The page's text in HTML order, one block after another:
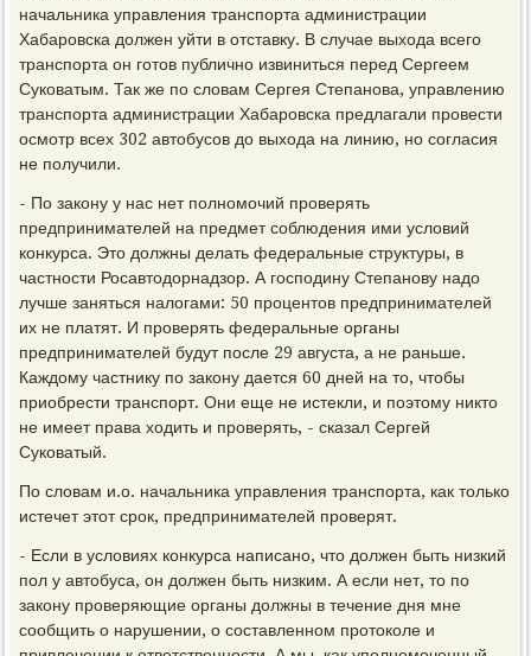
начальника управления транспорта администрации
Хабаровска должен уйти в отставку. В случае выхода всего
транспорта он готов публично извиниться перед Сергеем
Суковатым. Так же по словам Сергея Степанова, управлению
транспорта администрации Хабаровска предлагали провести
осмотр всех 302 автобусов до выхода на линию, но согласия
не получили.
- По закону у нас нет полномочий проверять
предпринимателей на предмет соблюдения ими условий
конкурса. Это должны делать федеральные структуры, в
частности Росавтодорнадзор. А господину Степанову надо
лучше заняться налогами: 50 процентов предпринимателей
их не платят. И проверять федеральные органы
предпринимателей будут после 29 августа, а не раньше.
Каждому частнику по закону дается 60 дней на то, чтобы
приобрести транспорт. Они еще не истекли, и поэтому никто
не имеет права ходить и проверять, - сказал Сергей
Суковатый.
По словам и.о. начальника управления транспорта, как только
истечет этот срок, предпринимателей проверят.
- Если в условиях конкурса написано, что должен быть низкий
пол у автобуса, он должен быть низким. А если нет, то по
закону проверяющие органы должны в течение дня мне
сообщить о нарушении, о составленном протоколе и